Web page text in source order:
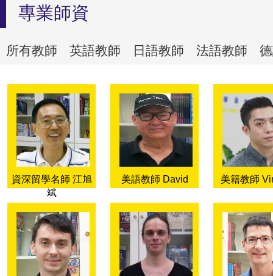
專業師資
所有教師 英語教師 日語教師 法語教師
資深留學名師 江旭
斌
美語教師 David 美籍教師